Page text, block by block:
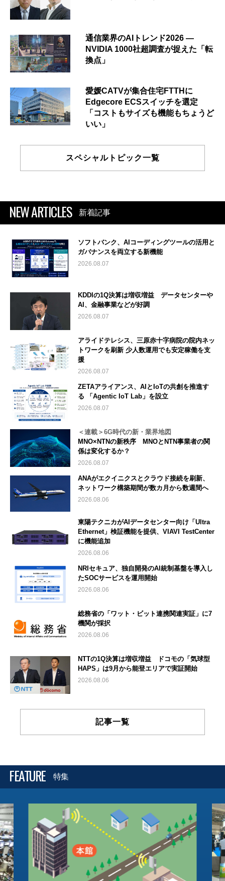
通信業界のAIトレンド2026 ―
NVIDIA 1000社超調査が捉えた「転
換点」
愛媛CATVが集合住宅FTTHに
Edgecore ECSスイッチを選定
「コストもサイズも機能もちょうど
いい」
スペシャルトピック一覧
NEW ARTICLES 新着記事
ソフトバンク、AIコーディングツールの活用と
ガバナンスを両立する新機能
2026.08.07
KDDIの1Q決算は増収増益 データセンターや
AI、金融事業などが好調
2026.08.07
アライドテレシス、三原赤十字病院の院内ネッ
トワークを刷新 少人数運用でも安定稼働を支
援
2026.08.07
ZETAアライアンス、AIとIoTの共創を推進す
る 「Agentic IoT Lab」を設立
2026.08.07
＜連載＞6G時代の新・業界地図
MNO×NTNの新秩序 MNOとNTN事業者の関
係は変化するか？
2026.08.07
ANAがエクイニクスとクラウド接続を刷新、
ネットワーク構築期間が数カ月から数週間へ
2026.08.06
東陽テクニカがAIデータセンター向け「Ultra
Ethernet」検証機能を提供、VIAVI TestCenter
に機能追加
2026.08.06
NRIセキュア、独自開発のAI統制基盤を導入し
たSOCサービスを運用開始
2026.08.06
総務省の「ワット・ビット連携関連実証」に7
機関が採択
2026.08.06
NTTの1Q決算は増収増益 ドコモの「気球型
HAPS」は9月から能登エリアで実証開始
2026.08.06
記事一覧
FEATURE 特集